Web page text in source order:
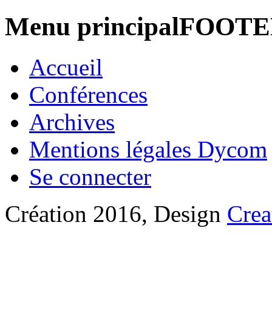
Menu
Accueil
Conférences
Archives
Mentions légales Dycom
Se connecter
Création 2016, Design